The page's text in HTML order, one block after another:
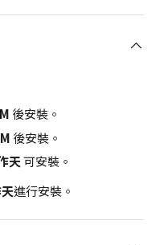
後安裝。
後安裝。
天可安裝。
進行安裝。